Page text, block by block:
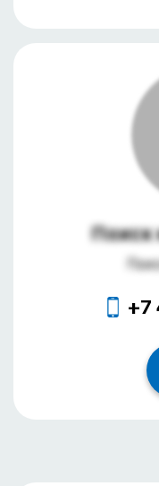
Поиск
+7